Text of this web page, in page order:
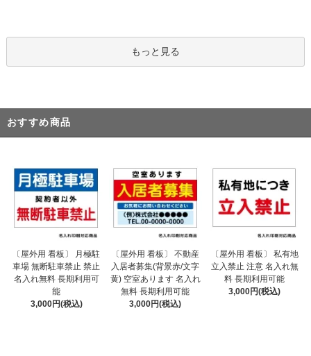
もっと見る
おすすめ商品
〔屋外用 看板〕 月極駐
車場 無断駐車禁止 禁止
名入れ無料 長期利用可
能
3,000円(税込)
〔屋外用 看板〕 不動産
入居者募集(背景赤/文字
黄) 空室あります 名入れ
無料 長期利用可能
3,000円(税込)
〔屋外用 看板〕 私有地
立入禁止 注意 名入れ無
料 長期利用可能
3,000円(税込)